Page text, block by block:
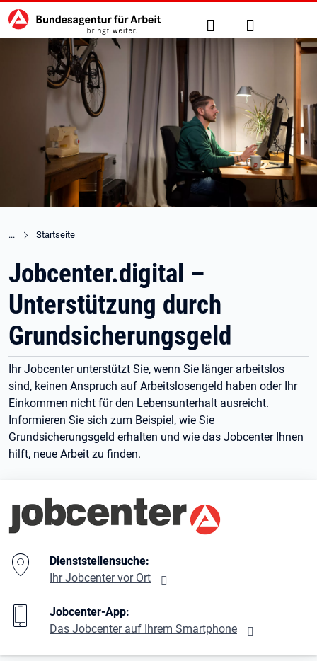
zu den Hauptinhalten springen
Hauptnavigation Suche Anmelden
Startseite
Jobcenter.digital –
Unterstützung durch
Grundsicherungsgeld
Ihr Jobcenter unterstützt Sie, wenn Sie länger arbeitslos
sind, keinen Anspruch auf Arbeitslosengeld haben oder Ihr
Einkommen nicht für den Lebensunterhalt ausreicht.
Informieren Sie sich zum Beispiel, wie Sie
Grundsicherungsgeld erhalten und wie das Jobcenter Ihnen
hilft, neue Arbeit zu finden.
Branding-Bereich Beschreibung
Dienststellensuche:
Ihr Jobcenter vor Ort
Jobcenter-App:
Das Jobcenter auf Ihrem Smartphone